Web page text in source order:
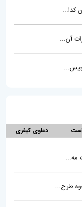
کدا...
آن...
چیس...
دعاوی کیفری
مه...
طرح...